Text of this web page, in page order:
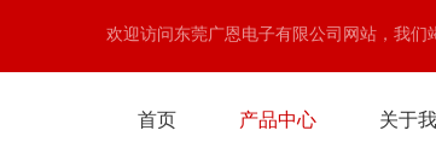
欢迎访问东莞广恩电子有限公司网站，我们
首页 产品中心 关于